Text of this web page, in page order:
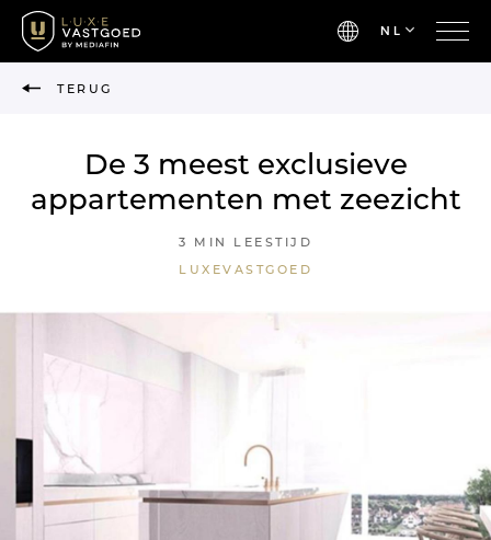
NL
TERUG
De 3 meest exclusieve
appartementen met zeezicht
3 MIN LEESTIJD
LUXEVASTGOED